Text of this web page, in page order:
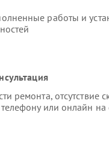
работы и
ремонта, отсутствие
или онлайн на